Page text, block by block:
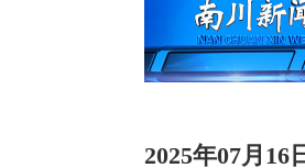
2025年07月16